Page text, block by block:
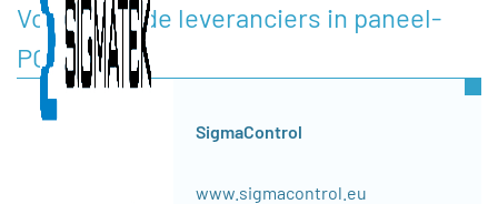
Voorgestelde leveranciers in paneel-
PC's
SigmaControl
www.sigmacontrol.eu